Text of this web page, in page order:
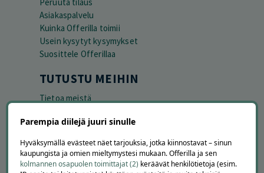
Asiakaspalvelu
Kuinka Offerilla toimii
Usein kysytyt kysymykset
Suosittele Offerillaa
TUTUSTU MEIHIN
Tietoa meistä
Tilaa uutiskirje
Offerilla mediassa
Parempia diilejä juuri sinulle
Hyväksymällä evästeet näet tarjouksia, jotka kiinnostavat – sinun
kaupungista ja omien mieltymystesi mukaan. Offerilla ja sen
kolmannen osapuolen toimittajat (2) keräävät henkilötietoja (esim.